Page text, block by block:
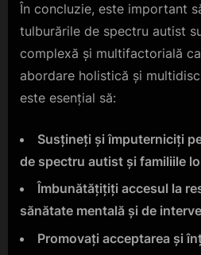
În concluzie, este important
tulburările de spectru autist
complexă și multifactorială
abordare holistică și
este esențial să:
Susțineți și împuterniciți
de spectru autist și familiile
Îmbunătățițiți accesul la
sănătate mentală și de
Promovați acceptarea și